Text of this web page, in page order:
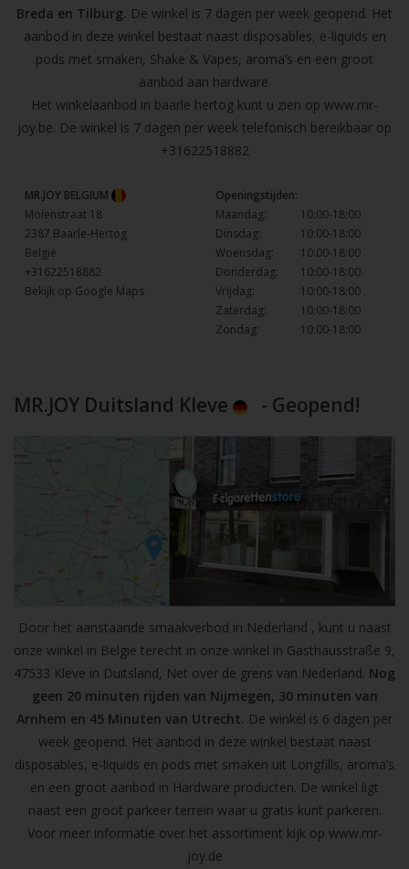
Breda en Tilburg. De winkel is 7 dagen per week geopend. Het
aanbod in deze winkel bestaat naast disposables, e-liquids en
pods met smaken, Shake & Vapes, aroma’s en een groot
aanbod aan hardware.
Het winkelaanbod in baarle hertog kunt u zien op www.mr-
joy.be. De winkel is 7 dagen per week telefonisch bereikbaar op
+31622518882
MR.JOY BELGIUM
Molenstraat 18
2387 Baarle-Hertog
België
+31622518882
Bekijk op Google Maps
Openingstijden:
Maandag:
10:00-18:00
Dinsdag:
10:00-18:00
Woensdag:
10:00-18:00
Donderdag:
10:00-18:00
Vrijdag:
10:00-18:00
Zaterdag:
10:00-18:00
Zondag:
10:00-18:00
MR.JOY Duitsland Kleve - Geopend!
Door het aanstaande smaakverbod in Nederland , kunt u naast
onze winkel in Belgie terecht in onze winkel in Gasthausstraße 9,
47533 Kleve in Duitsland, Net over de grens van Nederland. Nog
geen 20 minuten rijden van Nijmegen, 30 minuten van
Arnhem en 45 Minuten van Utrecht. De winkel is 6 dagen per
week geopend. Het aanbod in deze winkel bestaat naast
disposables, e-liquids en pods met smaken uit Longfills, aroma’s
en een groot aanbod in Hardware producten. De winkel ligt
naast een groot parkeer terrein waar u gratis kunt parkeren.
Voor meer informatie over het assortiment kijk op www.mr-
joy.de